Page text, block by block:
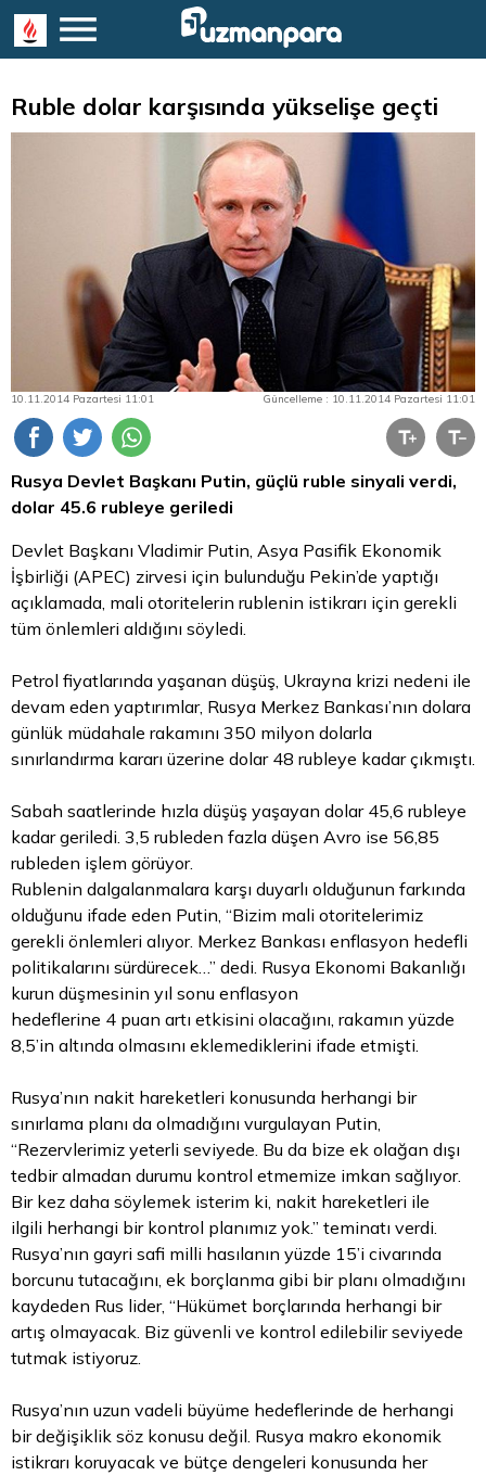
Ruble dolar karşısında yükselişe geçti
10.11.2014 Pazartesi 11:01 Güncelleme : 10.11.2014 Pazartesi 11:01
Rusya Devlet Başkanı Putin, güçlü ruble sinyali verdi,
dolar 45.6 rubleye geriledi
Devlet Başkanı Vladimir Putin, Asya Pasifik Ekonomik
İşbirliği (APEC) zirvesi için bulunduğu Pekin’de yaptığı
açıklamada, mali otoritelerin rublenin istikrarı için gerekli
tüm önlemleri aldığını söyledi.
Petrol fiyatlarında yaşanan düşüş, Ukrayna krizi nedeni ile
devam eden yaptırımlar, Rusya Merkez Bankası’nın dolara
günlük müdahale rakamını 350 milyon dolarla
sınırlandırma kararı üzerine dolar 48 rubleye kadar çıkmıştı.
Sabah saatlerinde hızla düşüş yaşayan dolar 45,6 rubleye
kadar geriledi. 3,5 rubleden fazla düşen Avro ise 56,85
rubleden işlem görüyor.
Rublenin dalgalanmalara karşı duyarlı olduğunun farkında
olduğunu ifade eden Putin, “Bizim mali otoritelerimiz
gerekli önlemleri alıyor. Merkez Bankası enflasyon hedefli
politikalarını sürdürecek…” dedi. Rusya Ekonomi Bakanlığı
kurun düşmesinin yıl sonu enflasyon
hedeflerine 4 puan artı etkisini olacağını, rakamın yüzde
8,5’in altında olmasını eklemediklerini ifade etmişti.
Rusya’nın nakit hareketleri konusunda herhangi bir
sınırlama planı da olmadığını vurgulayan Putin,
“Rezervlerimiz yeterli seviyede. Bu da bize ek olağan dışı
tedbir almadan durumu kontrol etmemize imkan sağlıyor.
Bir kez daha söylemek isterim ki, nakit hareketleri ile
ilgili herhangi bir kontrol planımız yok.” teminatı verdi.
Rusya’nın gayri safi milli hasılanın yüzde 15’i civarında
borcunu tutacağını, ek borçlanma gibi bir planı olmadığını
kaydeden Rus lider, “Hükümet borçlarında herhangi bir
artış olmayacak. Biz güvenli ve kontrol edilebilir seviyede
tutmak istiyoruz.
Rusya’nın uzun vadeli büyüme hedeflerinde de herhangi
bir değişiklik söz konusu değil. Rusya makro ekonomik
istikrarı koruyacak ve bütçe dengeleri konusunda her